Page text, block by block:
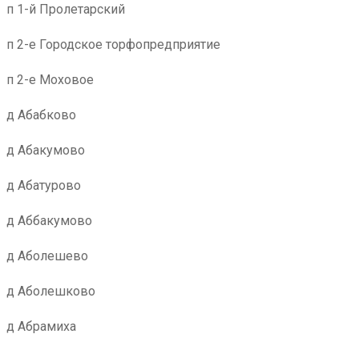
п 1-й Пролетарский
п 2-е Городское торфопредприятие
п 2-е Моховое
д Абабково
д Абакумово
д Абатурово
д Аббакумово
д Аболешево
д Аболешково
д Абрамиха